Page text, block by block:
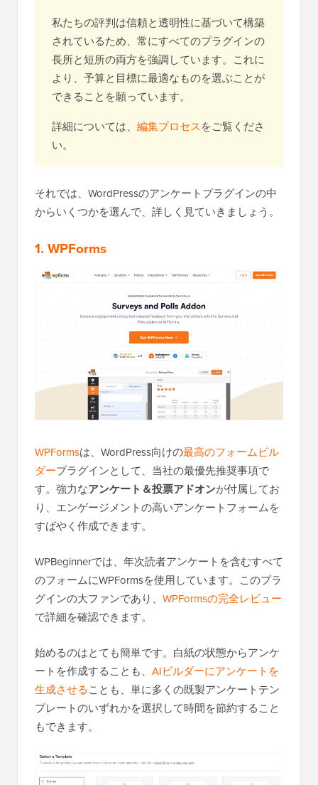
私たちの評判は信頼と透明性に基づいて構築
されているため、常にすべてのプラグインの
長所と短所の両方を強調しています。これに
より、予算と目標に最適なものを選ぶことが
できることを願っています。
詳細については、 編集プロセスをご覧くださ
い。
それでは、WordPressのアンケートプラグインの中
からいくつかを選んで、詳しく見ていきましょう。
1. WPForms
WPFormsは、WordPress向けの最高のフォームビル
ダープラグインとして、当社の最優先推奨事項で
す。強力なアンケート＆投票アドオンが付属してお
り、エンゲージメントの高いアンケートフォームを
すばやく作成できます。
WPBeginnerでは、年次読者アンケートを含むすべて
のフォームにWPFormsを使用しています。このプラ
グインの大ファンであり、 WPFormsの完全レビュー
で詳細を確認できます。
始めるのはとても簡単です。白紙の状態からアンケ
ートを作成することも、 AIビルダーにアンケートを
生成させることも、単に多くの既製アンケートテン
プレートのいずれかを選択して時間を節約すること
もできます。